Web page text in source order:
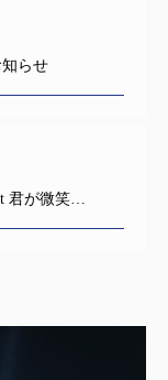
らせ
君が微笑…